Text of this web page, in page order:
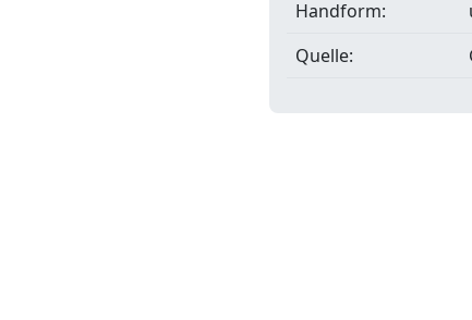
Handform:
Quelle: